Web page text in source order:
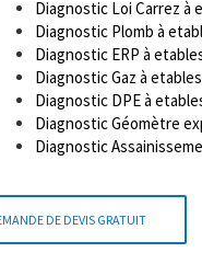
Diagnostic Loi Carrez à
Diagnostic Plomb à
Diagnostic ERP à
Diagnostic Gaz à etables
Diagnostic DPE à
Diagnostic Géomètre
Diagnostic
DE DEVIS GRATUIT